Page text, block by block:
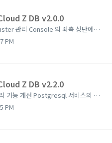
Z DB v2.0.0
Major Themes Multi Cluster 관리 Console 의 좌측 상단에서 Cluster 목록을 확인할 수 있으며 원하는 Cluster 를 선택해 해당 Cluster 에 생성된 서비스나 자원을 확인할 수 있습니다. Operator 를 통한 DataStore ...
PM
Z DB v2.2.0
New Feature 서비스 관리 기능 개선 Postgresql 서비스의 management 기능이 추가되었습니다. 서비스상세 > Action > Management user,database 등의 object 들의 조회,생성,삭제 및 권한제어 등의 ...
PM